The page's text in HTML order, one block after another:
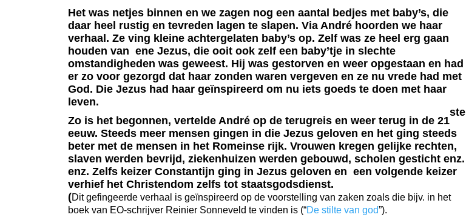
Het was netjes binnen en we zagen nog een aantal bedjes met baby’s, die
daar heel rustig en tevreden lagen te slapen. Via André hoorden we haar
verhaal. Ze ving kleine achtergelaten baby’s op. Zelf was ze heel erg gaan
houden van ene Jezus, die ooit ook zelf een baby’tje in slechte
omstandigheden was geweest. Hij was gestorven en weer opgestaan en had
er zo voor gezorgd dat haar zonden waren vergeven en ze nu vrede had met
God. Die Jezus had haar geïnspireerd om nu iets goeds te doen met haar
leven.
Zo is het begonnen, vertelde André op de terugreis en weer terug in de 21
ste
eeuw. Steeds meer mensen gingen in die Jezus geloven en het ging steeds
beter met de mensen in het Romeinse rijk. Vrouwen kregen gelijke rechten,
slaven werden bevrijd, ziekenhuizen werden gebouwd, scholen gesticht enz.
enz. Zelfs keizer Constantijn ging in Jezus geloven en een volgende keizer
verhief het Christendom zelfs tot staatsgodsdienst.
(Dit gefingeerde verhaal is geïnspireerd op de voorstelling van zaken zoals die bijv. in het
boek van EO-schrijver Reinier Sonneveld te vinden is (“De stilte van god”).